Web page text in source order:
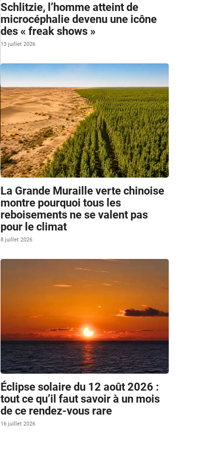
Schlitzie, l’homme atteint de
microcéphalie devenu une icône
des « freak shows »
13 juillet 2026
La Grande Muraille verte chinoise
montre pourquoi tous les
reboisements ne se valent pas
pour le climat
8 juillet 2026
Éclipse solaire du 12 août 2026 :
tout ce qu’il faut savoir à un mois
de ce rendez-vous rare
16 juillet 2026